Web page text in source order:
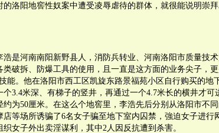
的洛阳地窖性奴案中遭受凌辱虐待的群体，就很能说明崇
浩是河南南阳新野县人，消防兵转业、河南洛阳市质量技
类破拆、防爆工具的使用，且一直是这方面的业务尖子，
能。他在洛阳市西工区凯旋东路景福苑小区自行购买的地
个3.4米深、有梯子的竖井，再通过一个4.7米长的横井才可
约为50厘米。在这么个地窖里，李浩先后分别从洛阳市不
店等场所诱骗了6名女子骗至地下室内囚禁，強迫女子进行
女子外出卖淫谋利，其中2人因反抗遭到杀害。